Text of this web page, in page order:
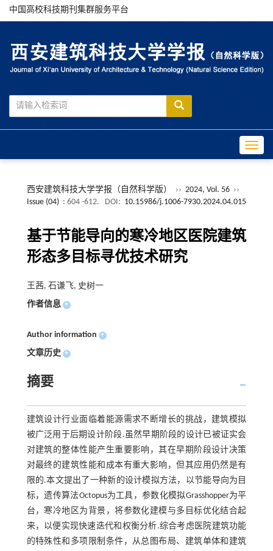
中国高校科技期刊集群服务平台
西安建筑科技大学学报（自然科学版） ›› 2024, Vol. 56 ››
Issue (04) : 604 -612. DOI: 10.15986/j.1006-7930.2024.04.015
基于节能导向的寒冷地区医院建筑
形态多目标寻优技术研究
王茜, 石谦飞, 史树一
作者信息 +
Author information +
文章历史 +
摘要
建筑设计行业面临着能源需求不断增长的挑战，建筑模拟
被广泛用于后期设计阶段.虽然早期阶段的设计已被证实会
对建筑的整体性能产生重要影响，其在早期阶段设计决策
对最终的建筑性能和成本有重大影响，但其应用仍然是有
限的.本文提出了一种新的设计模拟方法，以节能导向为目
标，遗传算法Octopus为工具，参数化模拟Grasshopper为平
台，寒冷地区为背景，将参数化建模与多目标优化结合起
来，以便实现快速迭代和权衡分析.综合考虑医院建筑功能
的特殊性和多项限制条件，从总图布局、建筑单体和建筑